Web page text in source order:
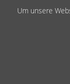
Um unsere